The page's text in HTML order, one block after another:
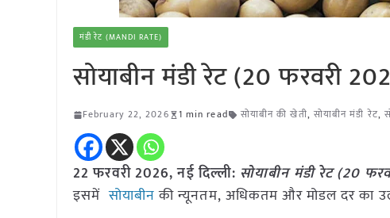
मंडी रेट (MANDI RATE)
सोयाबीन मंडी रेट (20 फरवरी
February 22, 2026 1 min read सोयाबीन की खेती, सोयाबीन मंडी रेट,
22 फरवरी 2026, नई दिल्ली: सोयाबीन मंडी रेट (20
इसमें सोयाबीनकी न्यूनतम, अधिकतम और मोडल दर का